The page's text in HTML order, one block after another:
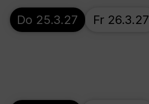
Do 25.3.27 Fr 26.3.27